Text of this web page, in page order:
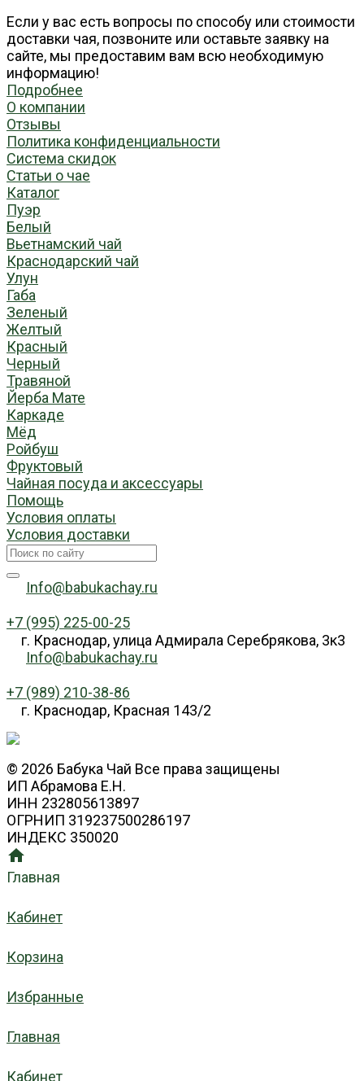
Если у вас есть вопросы по способу или стоимости
доставки чая, позвоните или оставьте заявку на
сайте, мы предоставим вам всю необходимую
информацию!
Подробнее
О компании
Отзывы
Политика конфиденциальности
Система скидок
Статьи о чае
Каталог
Пуэр
Белый
Вьетнамский чай
Краснодарский чай
Улун
Габа
Зеленый
Желтый
Красный
Черный
Травяной
Йерба Мате
Каркаде
Мёд
Ройбуш
Фруктовый
Чайная посуда и аксессуары
Помощь
Условия оплаты
Условия доставки
Info@babukachay.ru
+7 (995) 225-00-25
г. Краснодар, улица Адмирала Серебрякова, 3к3
Info@babukachay.ru
+7 (989) 210-38-86
г. Краснодар, Красная 143/2
© 2026 Бабука Чай Все права защищены
ИП Абрамова Е.Н.
ИНН 232805613897
ОГРНИП 319237500286197
ИНДЕКС 350020
Главная
Кабинет
Корзина
Избранные
Главная
Кабинет